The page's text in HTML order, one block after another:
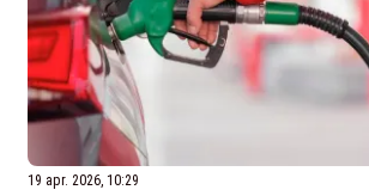
19 apr. 2026, 10:29